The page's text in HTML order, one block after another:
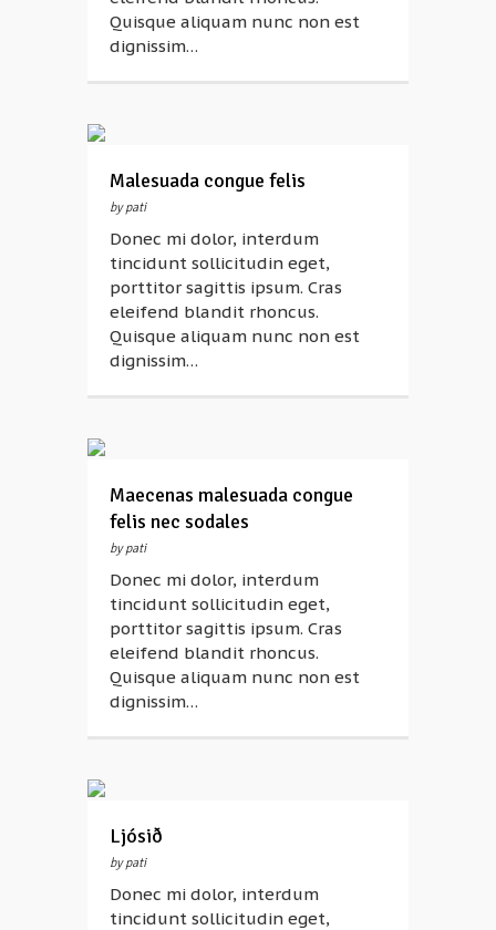
Quisque aliquam nunc non est
dignissim…
Malesuada congue felis
by pati
Donec mi dolor, interdum
tincidunt sollicitudin eget,
porttitor sagittis ipsum. Cras
eleifend blandit rhoncus.
Quisque aliquam nunc non est
dignissim…
Maecenas malesuada congue
felis nec sodales
by pati
Donec mi dolor, interdum
tincidunt sollicitudin eget,
porttitor sagittis ipsum. Cras
eleifend blandit rhoncus.
Quisque aliquam nunc non est
dignissim…
Ljósið
by pati
Donec mi dolor, interdum
tincidunt sollicitudin eget,